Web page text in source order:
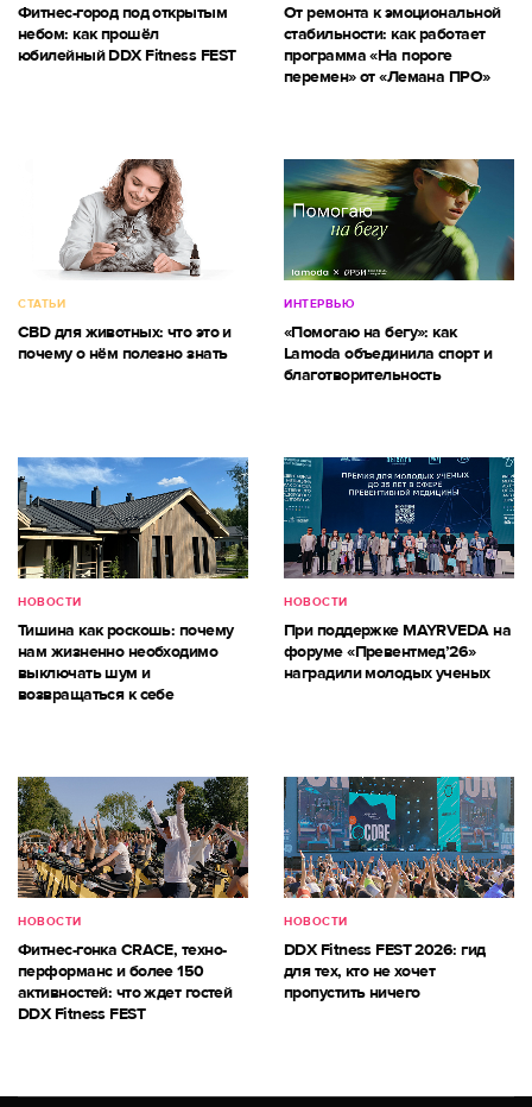
Фитнес-город под открытым
небом: как прошёл
юбилейный DDX Fitness FEST
От ремонта к эмоциональной
стабильности: как работает
программа «На пороге
перемен» от «Лемана ПРО»
СТАТЬИ
CBD для животных: что это и
почему о нём полезно знать
ИНТЕРВЬЮ
«Помогаю на бегу»: как
Lamoda объединила спорт и
благотворительность
НОВОСТИ
Тишина как роскошь: почему
нам жизненно необходимо
выключать шум и
возвращаться к себе
НОВОСТИ
При поддержке MAYRVEDA на
форуме «Превентмед’26»
наградили молодых ученых
НОВОСТИ
Фитнес-гонка CRACE, техно-
перформанс и более 150
активностей: что ждет гостей
DDX Fitness FEST
НОВОСТИ
DDX Fitness FEST 2026: гид
для тех, кто не хочет
пропустить ничего